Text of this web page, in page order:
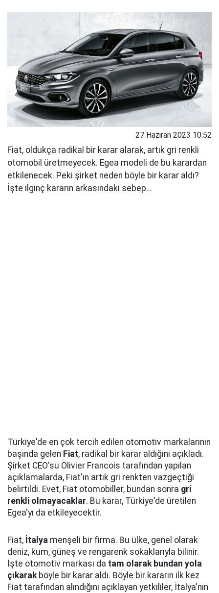
27 Haziran 2023 10:52
Fiat, oldukça radikal bir karar alarak, artık gri renkli
otomobil üretmeyecek. Egea modeli de bu karardan
etkilenecek. Peki şirket neden böyle bir karar aldı?
İşte ilginç kararın arkasındaki sebep...
Türkiye'de en çok tercih edilen otomotiv markalarının
başında gelen Fiat, radikal bir karar aldığını açıkladı.
Şirket CEO'su Olivier Francois tarafından yapılan
açıklamalarda, Fiat'ın artık gri renkten vazgeçtiği
belirtildi. Evet, Fiat otomobiller, bundan sonra gri
renkli olmayacaklar. Bu karar, Türkiye'de üretilen
Egea'yı da etkileyecektir.
Fiat, İtalya menşeli bir firma. Bu ülke, genel olarak
deniz, kum, güneş ve rengarenk sokaklarıyla bilinir.
İşte otomotiv markası da tam olarak bundan yola
çıkarakböyle bir karar aldı. Böyle bir kararın ilk kez
Fiat tarafından alındığını açıklayan yetkililer, İtalya'nın